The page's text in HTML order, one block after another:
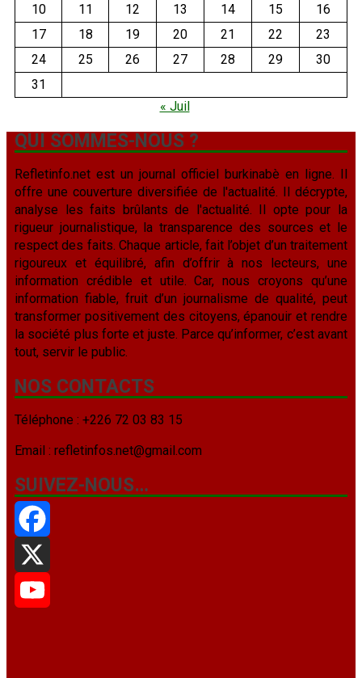
10
11 12 13 14 15
16
17
18 19 20 21 22
23
24
25 26 27 28 29
30
31
« Juil
QUI SOMMES-NOUS ?
Refletinfo.net est un journal officiel burkinabè en ligne. Il
offre une couverture diversifiée de l'actualité. Il décrypte,
analyse les faits brûlants de l'actualité. Il opte pour la
rigueur journalistique, la transparence des sources et le
respect des faits. Chaque article, fait l’objet d’un traitement
rigoureux et équilibré, afin d’offrir à nos lecteurs, une
information crédible et utile. Car, nous croyons qu’une
information fiable, fruit d’un journalisme de qualité, peut
transformer positivement des citoyens, épanouir et rendre
la société plus forte et juste. Parce qu’informer, c’est avant
tout, servir le public.
NOS CONTACTS
Téléphone : +226 72 03 83 15
Email : refletinfos.net@gmail.com
SUIVEZ-NOUS…
Facebook
X